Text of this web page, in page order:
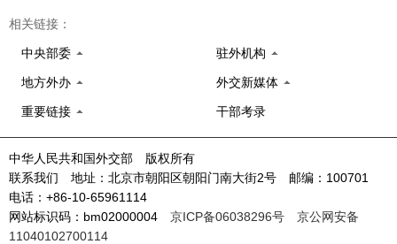
相关链接：
中央部委 驻外机构
地方外办 外交新媒体
重要链接 干部考录
中华人民共和国外交部 版权所有
联系我们 地址：北京市朝阳区朝阳门南大街2号 邮编：100701
电话：+86-10-65961114
网站标识码：bm02000004 京ICP备06038296号
京公网安备
11040102700114